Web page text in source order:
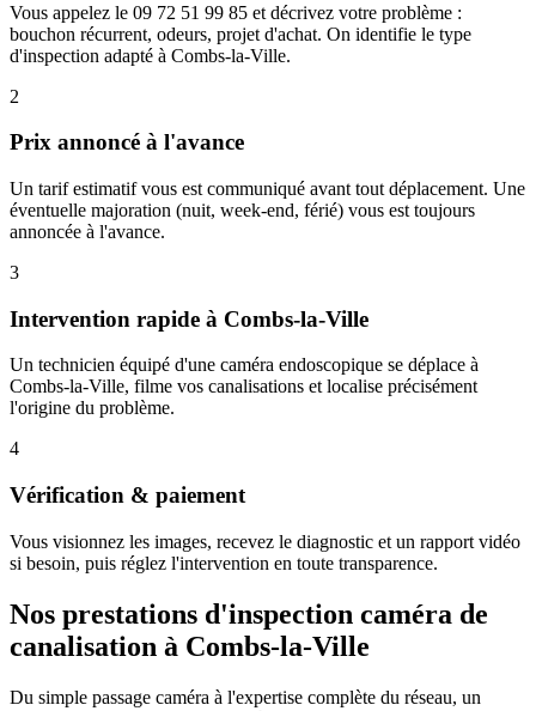
Vous appelez le 09 72 51 99 85 et décrivez votre problème :
bouchon récurrent, odeurs, projet d'achat. On identifie le type
d'inspection adapté à Combs-la-Ville.
2
Prix annoncé à l'avance
Un tarif estimatif vous est communiqué avant tout déplacement. Une
éventuelle majoration (nuit, week-end, férié) vous est toujours
annoncée à l'avance.
3
Intervention rapide à Combs-la-Ville
Un technicien équipé d'une caméra endoscopique se déplace à
Combs-la-Ville, filme vos canalisations et localise précisément
l'origine du problème.
4
Vérification & paiement
Vous visionnez les images, recevez le diagnostic et un rapport vidéo
si besoin, puis réglez l'intervention en toute transparence.
Nos prestations d'inspection caméra de
canalisation à Combs-la-Ville
Du simple passage caméra à l'expertise complète du réseau, un